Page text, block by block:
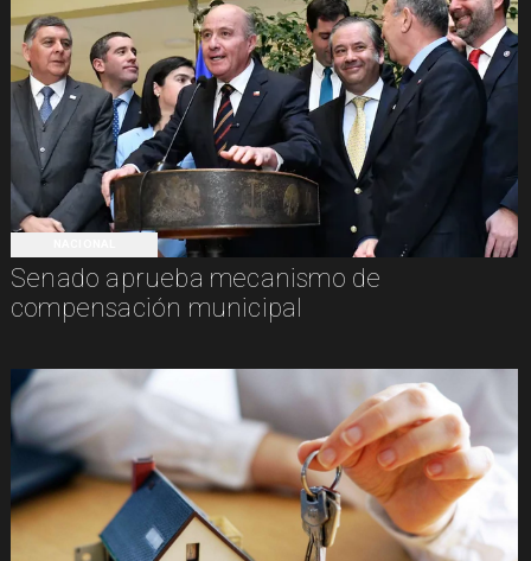
Senado aprueba mecanismo de
compensación municipal